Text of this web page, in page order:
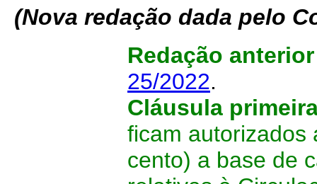
(Nova redação dada pelo
Redação
25/2022.
Cláusula
ficam autorizados
cento) a base de